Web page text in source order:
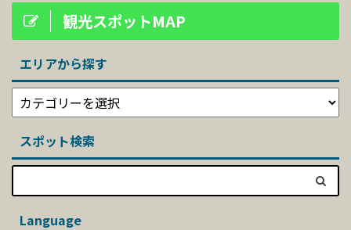
観光スポットMAP
エリアから探す
スポット検索
Language